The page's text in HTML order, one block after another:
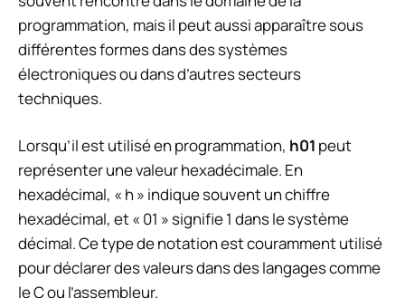
programmation, mais il peut aussi apparaître sous
différentes formes dans des systèmes
électroniques ou dans d’autres secteurs
techniques.
Lorsqu’il est utilisé en programmation, h01 peut
représenter une valeur hexadécimale. En
hexadécimal, « h » indique souvent un chiffre
hexadécimal, et « 01 » signifie 1 dans le système
décimal. Ce type de notation est couramment utilisé
pour déclarer des valeurs dans des langages comme
le C ou l’assembleur.